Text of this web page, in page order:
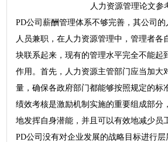
人力资源管理论文参
PD公司薪酬管理体系不够完善，其公司
人员兼职，在人力资源管理中，管理者各
块联系起来，现有的管理水平完全不能起
作用。首先，人力资源主管部门应当加大
量，确保各政府部门都能够按照规定的标
绩效考核是激励机制实施的重要组成部分
地发挥自身潜能，并且可以有效地减少员
PD公司没有对企业发展的战略目标进行